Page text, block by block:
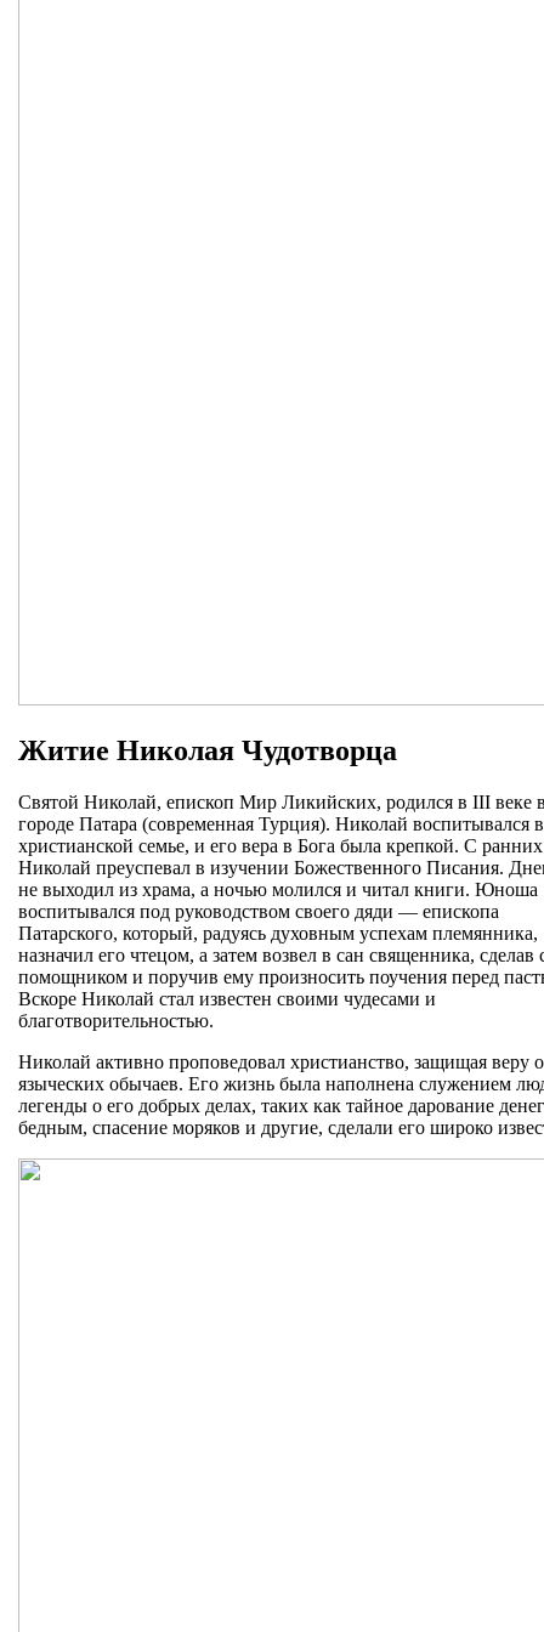
Житие Николая Чудотворца
Святой Николай, епископ Мир Ликийских, родился в III веке
городе Патара (современная Турция). Николай воспитывался в
христианской семье, и его вера в Бога была крепкой. С
Николай преуспевал в изучении Божественного Писания.
не выходил из храма, а ночью молился и читал книги. Юноша
воспитывался под руководством своего дяди — епископа
Патарского, который, радуясь духовным успехам племянника,
назначил его чтецом, а затем возвел в сан священника, сделав
помощником и поручив ему произносить поучения перед
Вскоре Николай стал известен своими чудесами и
благотворительностью.
Николай активно проповедовал христианство, защищая веру
языческих обычаев. Его жизнь была наполнена служением
легенды о его добрых делах, таких как тайное дарование денег
бедным, спасение моряков и другие, сделали его широко